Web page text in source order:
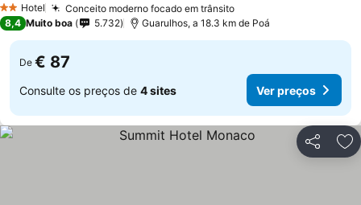
2 Estrelas
Hotel Conceito moderno focado em trânsito
8,4 Muito boa 5.732 Guarulhos, a 18.3 km de Poá
De € 87
Consulte os preços de 4 sites Ver preços
Partilhar